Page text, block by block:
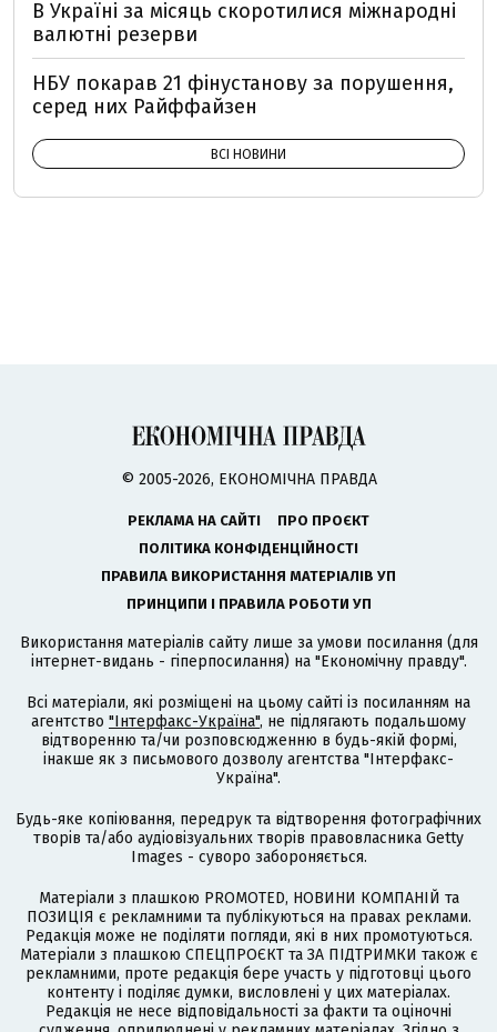
В Україні за місяць скоротилися міжнародні
валютні резерви
НБУ покарав 21 фінустанову за порушення,
серед них Райффайзен
ВСІ НОВИНИ
© 2005-2026, ЕКОНОМІЧНА ПРАВДА
РЕКЛАМА НА САЙТІ
ПРО ПРОЄКТ
ПОЛІТИКА КОНФІДЕНЦІЙНОСТІ
ПРАВИЛА ВИКОРИСТАННЯ МАТЕРІАЛІВ УП
ПРИНЦИПИ І ПРАВИЛА РОБОТИ УП
Використання матеріалів сайту лише за умови посилання (для
інтернет-видань - гіперпосилання) на "Економічну правду".
Всі матеріали, які розміщені на цьому сайті із посиланням на
агентство "Інтерфакс-Україна", не підлягають подальшому
відтворенню та/чи розповсюдженню в будь-якій формі,
інакше як з письмового дозволу агентства "Інтерфакс-
Україна".
Будь-яке копіювання, передрук та відтворення фотографічних
творів та/або аудіовізуальних творів правовласника Getty
Images - суворо забороняється.
Матеріали з плашкою PROMOTED, НОВИНИ КОМПАНІЙ та
ПОЗИЦІЯ є рекламними та публікуються на правах реклами.
Редакція може не поділяти погляди, які в них промотуються.
Матеріали з плашкою СПЕЦПРОЄКТ та ЗА ПІДТРИМКИ також є
рекламними, проте редакція бере участь у підготовці цього
контенту і поділяє думки, висловлені у цих матеріалах.
Редакція не несе відповідальності за факти та оціночні